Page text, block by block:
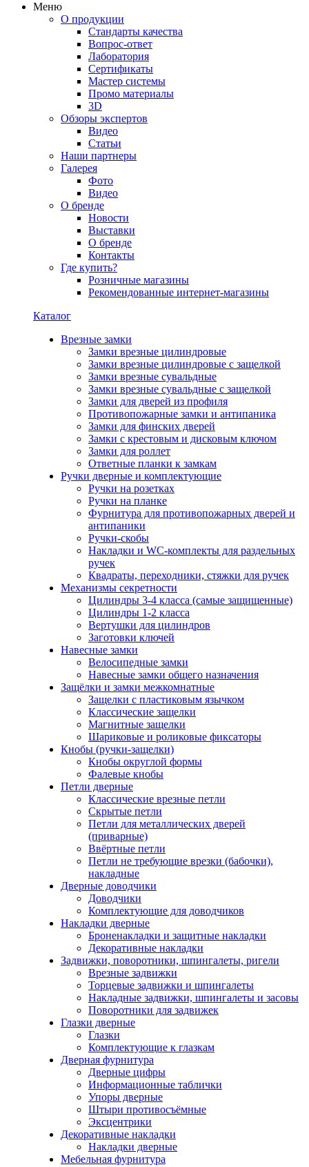
Меню
О продукции
Стандарты качества
Вопрос-ответ
Лаборатория
Сертификаты
Мастер системы
Промо материалы
3D
Обзоры экспертов
Видео
Статьи
Наши партнеры
Галерея
Фото
Видео
О бренде
Новости
Выставки
О бренде
Контакты
Где купить?
Розничные магазины
Рекомендованные интернет-магазины
Каталог
Врезные замки
Замки врезные цилиндровые
Замки врезные цилиндровые с защелкой
Замки врезные сувальдные
Замки врезные сувальдные с защелкой
Замки для дверей из профиля
Противопожарные замки и антипаника
Замки для финских дверей
Замки с крестовым и дисковым ключом
Замки для роллет
Ответные планки к замкам
Ручки дверные и комплектующие
Ручки на розетках
Ручки на планке
Фурнитура для противопожарных дверей и
антипаники
Ручки-скобы
Накладки и WC-комплекты для раздельных
ручек
Квадраты, переходники, стяжки для ручек
Механизмы секретности
Цилиндры 3-4 класса (самые защищенные)
Цилиндры 1-2 класса
Вертушки для цилиндров
Заготовки ключей
Навесные замки
Велосипедные замки
Навесные замки общего назначения
Защёлки и замки межкомнатные
Защелки с пластиковым язычком
Классические защелки
Магнитные защелки
Шариковые и роликовые фиксаторы
Кнобы (ручки-защелки)
Кнобы округлой формы
Фалевые кнобы
Петли дверные
Классические врезные петли
Скрытые петли
Петли для металлических дверей
(приварные)
Ввёртные петли
Петли не требующие врезки (бабочки),
накладные
Дверные доводчики
Доводчики
Комплектующие для доводчиков
Накладки дверные
Броненакладки и защитные накладки
Декоративные накладки
Задвижки, поворотники, шпингалеты, ригели
Врезные задвижки
Торцевые задвижки и шпингалеты
Накладные задвижки, шпингалеты и засовы
Поворотники для задвижек
Глазки дверные
Глазки
Комплектующие к глазкам
Дверная фурнитура
Дверные цифры
Информационные таблички
Упоры дверные
Штыри противосъёмные
Эксцентрики
Декоративные накладки
Накладки дверные
Мебельная фурнитура